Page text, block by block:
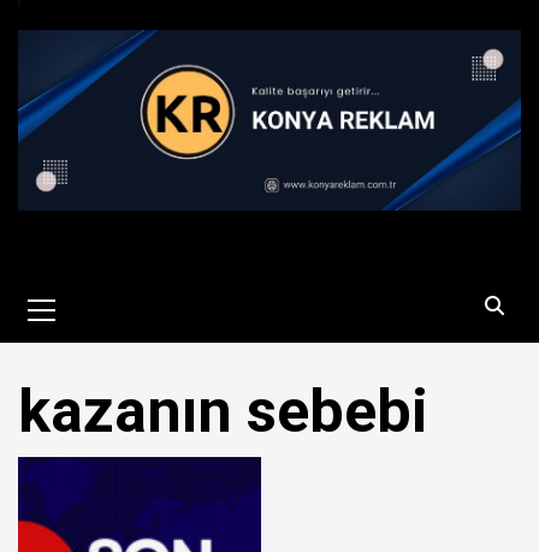
Menu
kazanın sebebi